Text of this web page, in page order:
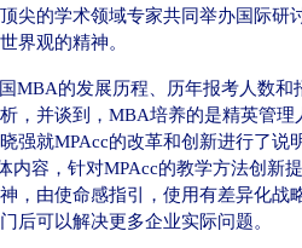
尖的学术领域专家共同举办国际
界观的精神。
MBA的发展历程、历年报考人数
，并谈到， MBA培养的是精英管理
强就MPAcc的改革和创新进行了说
内容，针对MPAcc的教学方法创新
，由使命感指引，使用有差异化战
后可以解决更多企业实际问题。
评估】新一轮本科教育教学审核评估